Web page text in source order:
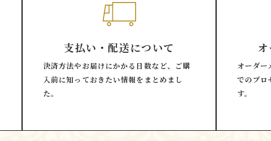
支払い・配送について
決済方法やお届けにかかる日数など、ご購
入前に知っておきたい情報をまとめまし
た。
オーダー
でのプロ
す。